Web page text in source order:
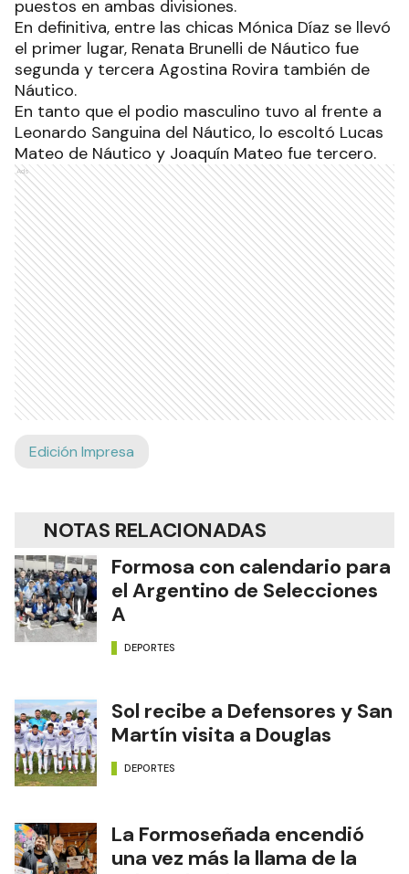
puestos en ambas divisiones.
En definitiva, entre las chicas Mónica Díaz se llevó
el primer lugar, Renata Brunelli de Náutico fue
segunda y tercera Agostina Rovira también de
Náutico.
En tanto que el podio masculino tuvo al frente a
Leonardo Sanguina del Náutico, lo escoltó Lucas
Mateo de Náutico y Joaquín Mateo fue tercero.
Ads
Edición Impresa
NOTAS RELACIONADAS
Formosa con calendario para
el Argentino de Selecciones
A
DEPORTES
Sol recibe a Defensores y San
Martín visita a Douglas
DEPORTES
La Formoseñada encendió
una vez más la llama de la